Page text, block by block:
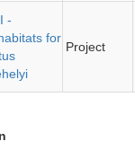
-
for
Project